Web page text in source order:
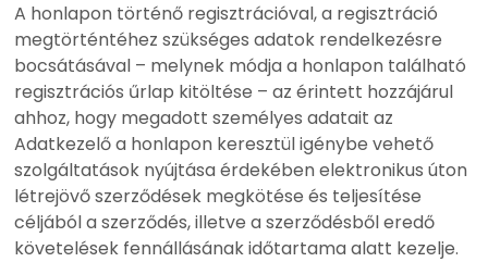
A honlapon történő regisztrációval, a regisztráció
megtörténtéhez szükséges adatok rendelkezésre
bocsátásával – melynek módja a honlapon található
regisztrációs űrlap kitöltése – az érintett hozzájárul
ahhoz, hogy megadott személyes adatait az
Adatkezelő a honlapon keresztül igénybe vehető
szolgáltatások nyújtása érdekében elektronikus úton
létrejövő szerződések megkötése és teljesítése
céljából a szerződés, illetve a szerződésből eredő
követelések fennállásának időtartama alatt kezelje.